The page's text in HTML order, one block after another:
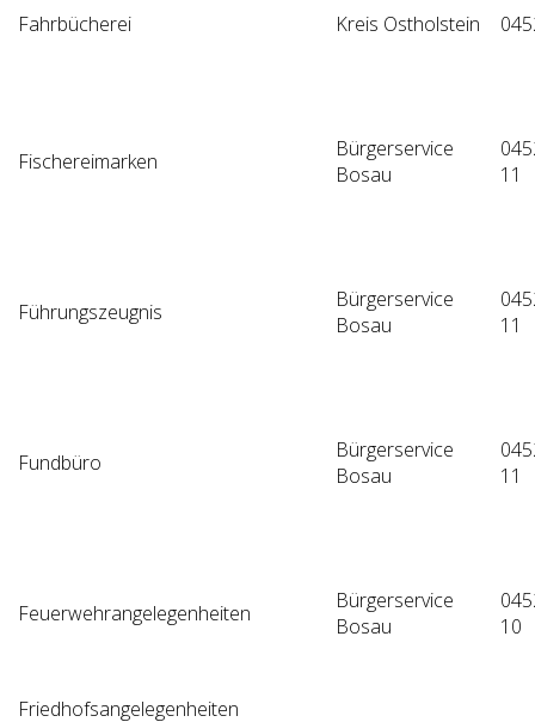
Fahrbücherei Kreis Ostholstein
Fischereimarken
Bürgerservice
Bosau
11
Führungszeugnis
Bürgerservice
Bosau
11
Fundbüro
Bürgerservice
Bosau
11
Feuerwehrangelegenheiten
Bürgerservice
Bosau
10
Friedhofsangelegenheiten